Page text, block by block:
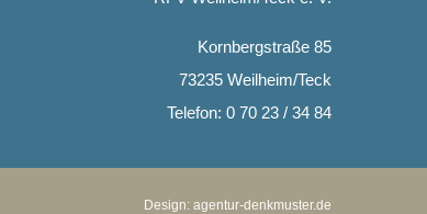
Kornbergstraße 85
73235 Weilheim/Teck
Telefon: 0 70 23 / 34 84
Design:agentur-denkmuster.de